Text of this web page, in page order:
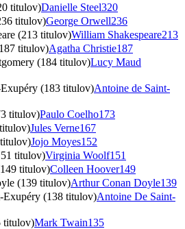
titulov)Danielle Steel320
titulov)George Orwell236
(213 titulov)William Shakespeare213
titulov)Agatha Christie187
(184 titulov)Lucy Maud
(183 titulov)Antoine de Saint-
titulov)Paulo Coelho173
Jules Verne167
Jojo Moyes152
titulov)Virginia Woolf151
titulov)Colleen Hoover149
(139 titulov)Arthur Conan Doyle139
Exupéry (138 titulov)Antoine De Saint-
titulov)Mark Twain135